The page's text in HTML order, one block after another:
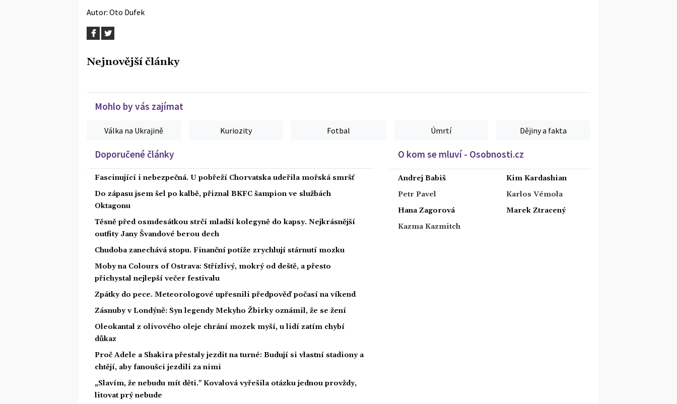
Autor: Oto Dufek
Nejnovější články
Mohlo by vás zajímat
Válka na Ukrajině Kuriozity Fotbal Úmrtí Dějiny a fakta
Doporučené články
Fascinující i nebezpečná. U pobřeží Chorvatska udeřila mořská smršť
Do zápasu jsem šel po kalbě, přiznal BKFC šampion ve službách
Oktagonu
Těsně před osmdesátkou strčí mladší kolegyně do kapsy. Nejkrásnější
outfity Jany Švandové berou dech
Chudoba zanechává stopu. Finanční potíže zrychlují stárnutí mozku
Moby na Colours of Ostrava: Střízlivý, mokrý od deště, a přesto
přichystal nejlepší večer festivalu
Zpátky do pece. Meteorologové upřesnili předpověď počasí na víkend
Zásnuby v Londýně: Syn legendy Mekyho Žbirky oznámil, že se žení
Oleokantal z olivového oleje chrání mozek myší, u lidí zatím chybí
důkaz
Proč Adele a Shakira přestaly jezdit na turné: Budují si vlastní stadiony a
chtějí, aby fanoušci jezdili za nimi
„Slavím, že nebudu mít děti." Kovalová vyřešila otázku jednou provždy,
litovat prý nebude
O kom se mluví - Osobnosti.cz
Andrej Babiš
Petr Pavel
Hana Zagorová
Kazma Kazmitch
Kim Kardashian
Karlos Vémola
Marek Ztracený